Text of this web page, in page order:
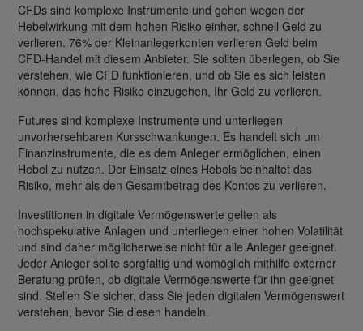
CFDs sind komplexe Instrumente und gehen wegen der
Hebelwirkung mit dem hohen Risiko einher, schnell Geld zu
verlieren. 76% der Kleinanlegerkonten verlieren Geld beim
CFD-Handel mit diesem Anbieter. Sie sollten überlegen, ob Sie
verstehen, wie CFD funktionieren, und ob Sie es sich leisten
können, das hohe Risiko einzugehen, Ihr Geld zu verlieren.
Futures sind komplexe Instrumente und unterliegen
unvorhersehbaren Kursschwankungen. Es handelt sich um
Finanzinstrumente, die es dem Anleger ermöglichen, einen
Hebel zu nutzen. Der Einsatz eines Hebels beinhaltet das
Risiko, mehr als den Gesamtbetrag des Kontos zu verlieren.
Investitionen in digitale Vermögenswerte gelten als
hochspekulative Anlagen und unterliegen einer hohen Volatilität
und sind daher möglicherweise nicht für alle Anleger geeignet.
Jeder Anleger sollte sorgfältig und womöglich mithilfe externer
Beratung prüfen, ob digitale Vermögenswerte für ihn geeignet
sind. Stellen Sie sicher, dass Sie jeden digitalen Vermögenswert
verstehen, bevor Sie diesen handeln.